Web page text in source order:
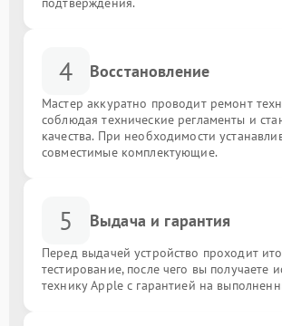
4 Восстановление
Мастер аккуратно проводит ремонт
соблюдая технические регламенты и
качества. При необходимости
совместимые комплектующие.
5 Выдача и гарантия
Перед выдачей устройство проходит
тестирование, после чего вы получаете
технику Apple с гарантией на